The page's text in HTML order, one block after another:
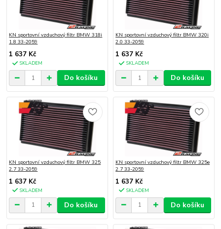
KN sportovní vzduchový filtr BMW 318i
1.8 33-2059
1 637 Kč
SKLADEM
Do košíku
KN sportovní vzduchový filtr BMW 320i
2.0 33-2059
1 637 Kč
SKLADEM
Do košíku
KN sportovní vzduchový filtr BMW 325
2.7 33-2059
1 637 Kč
SKLADEM
Do košíku
KN sportovní vzduchový filtr BMW 325e
2.7 33-2059
1 637 Kč
SKLADEM
Do košíku